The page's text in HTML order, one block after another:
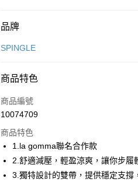
付款方式
信用卡一次付款
Apple Pay
街口支付
全盈+PAY
ATM付款
品牌
SPINGLE
商品特色
商品編號
10074709
商品特色
1.la gomma聯名合作款
2.舒適減壓，輕盈涼爽，讓你步履
3.獨特設計的雙帶，提供穩定支撐